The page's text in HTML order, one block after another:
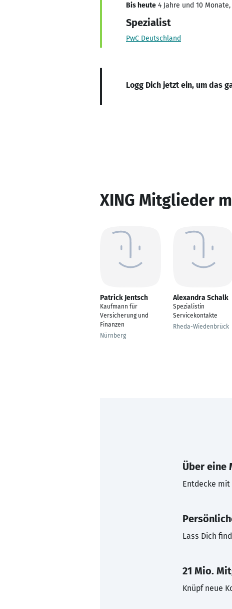
Bis heute 4 Jahre und 10
Spezialist
PwC Deutschland
Logg Dich jetzt ein, um das
XING Mitglieder
Patrick Jentsch
Kaufmann für
Versicherung und
Finanzen
Nürnberg
Alexandra Schalk
Spezialistin
Servicekontakte
Rheda-Wiedenbrück
Über eine
Entdecke mit
Lass Dich
21 Mio.
Knüpf neue